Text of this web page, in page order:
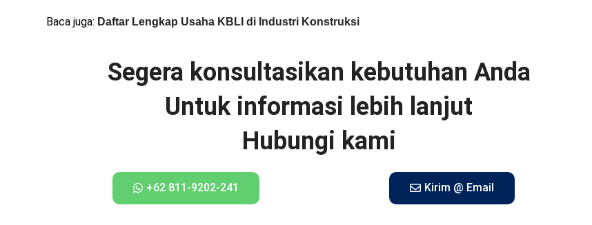
Baca juga: Daftar Lengkap Usaha KBLI di Industri Konstruksi
Segera konsultasikan kebutuhan Anda
Untuk informasi lebih lanjut
Hubungi kami
+62 811-9202-241 Kirim @ Email